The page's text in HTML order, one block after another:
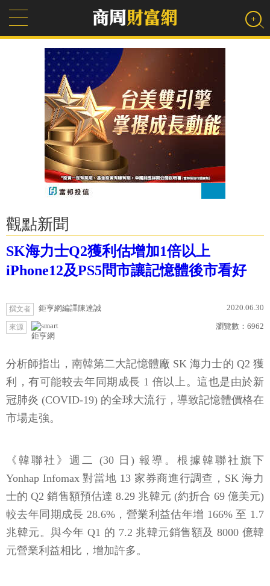
觀點新聞
SK海力士Q2獲利估增加1倍以上
iPhone12及PS5問市讓記憶體後市看好
撰文者 鉅亨網編譯陳達誠 2020.06.30
來源
鉅亨網
瀏覽數： 6962
分析師指出，南韓第二大記憶體廠 SK 海力士的 Q2 獲
利，有可能較去年同期成長 1 倍以上。這也是由於新
冠肺炎 (COVID-19) 的全球大流行，導致記憶體價格在
市場走強。
《韓聯社》週二 (30 日) 報導。根據韓聯社旗下
Yonhap Infomax 對當地 13 家券商進行調查，SK 海力
士的 Q2 銷售額預估達 8.29 兆韓元 (約折合 69 億美元)
較去年同期成長 28.6%，營業利益估年增 166% 至 1.7
兆韓元。與今年 Q1 的 7.2 兆韓元銷售額及 8000 億韓
元營業利益相比，增加許多。